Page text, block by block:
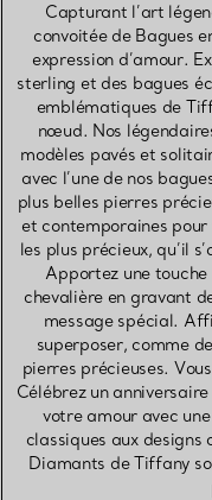
Capturant l’art
convoitée de Bagues
expression d’amour.
sterling et des bagues
emblématiques de
nœud. Nos
modèles pavés et
avec l’une de nos
plus belles pierres
et contemporaines
les plus précieux, qu’il
Apportez une touche
chevalière en gravant
message spécial.
superposer, comme
pierres précieuses.
Célébrez un
votre amour avec
classiques aux designs
Diamants de Tiffany